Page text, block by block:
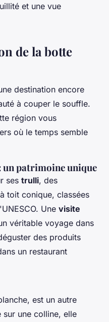
et une vue
de la botte
destination encore
à couper le souffle.
région vous
où le temps semble
patrimoine unique
ses trulli, des
toit conique, classées
Une visite
véritable voyage dans
des produits
un restaurant
est un autre
sur une colline, elle